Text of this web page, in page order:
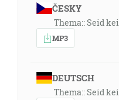
ČESKY
Thema:: Seid
MP3
DEUTSCH
Thema:: Seid